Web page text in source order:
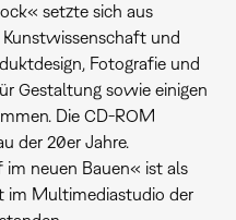
setzte sich aus
und
Fotografie und
Gestaltung sowie einigen
Die CD-ROM
der 20er Jahre.
neuen Bauen« ist als
im Multimediastudio der